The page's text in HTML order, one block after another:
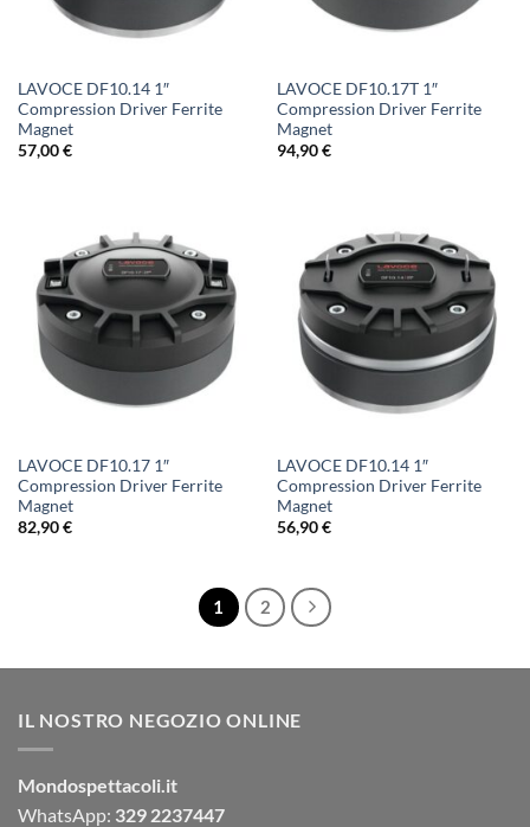
LAVOCE DF10.14 1″
Compression Driver Ferrite
Magnet
57,00€
LAVOCE DF10.17T 1″
Compression Driver Ferrite
Magnet
94,90€
LAVOCE DF10.17 1″
Compression Driver Ferrite
Magnet
82,90€
LAVOCE DF10.14 1″
Compression Driver Ferrite
Magnet
56,90€
1 2
IL NOSTRO NEGOZIO ONLINE
Mondospettacoli.it
WhatsApp: 329 2237447